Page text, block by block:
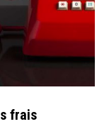
frais